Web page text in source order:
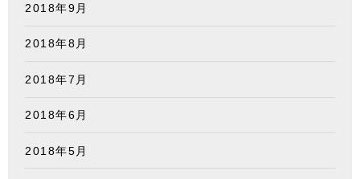
2018年9月
2018年8月
2018年7月
2018年6月
2018年5月